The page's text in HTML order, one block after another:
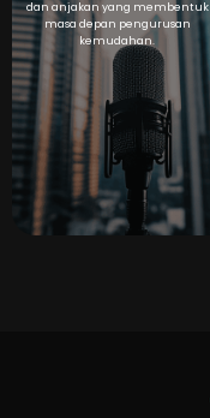
dan anjakan yang membentuk
masa depan pengurusan
kemudahan.